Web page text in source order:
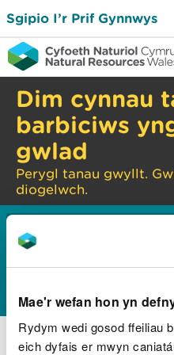
Mae'r wefan hon yn
Rydym wedi gosod ffeiliau
eich dyfais er mwyn
Sgipio I’r Prif Gynnwys
Dim cynnau
barbiciws
gwlad
Perygl tanau gwyllt.
diogelwch.
adroddiadau
Cynlluniau rheoli